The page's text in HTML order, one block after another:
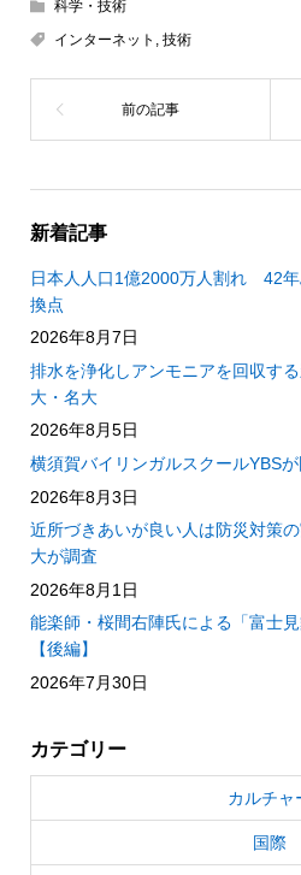
科学・技術
インターネット
技術
新着記事
日本人人口1億2000万人割れ 42
換点
2026年8月7日
排水を浄化しアンモニアを回収す
大・名大
2026年8月5日
横須賀バイリンガルスクールYBS
2026年8月3日
近所づきあいが良い人は防災対策
大が調査
2026年8月1日
能楽師・桜間右陣氏による「富士
【後編】
2026年7月30日
カテゴリー
カルチャ
国際